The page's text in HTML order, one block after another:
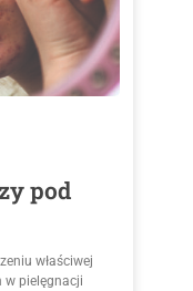
pod
właściwej
w pielęgnacji